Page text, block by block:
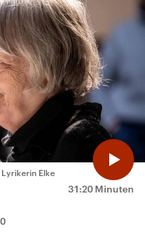
31:20 Minuten
Elke